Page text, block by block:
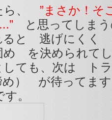
ら、 ”まさか！
と思ってしま
と 逃げにくく
を決められて
ても、次は ト
） が待ってます
。